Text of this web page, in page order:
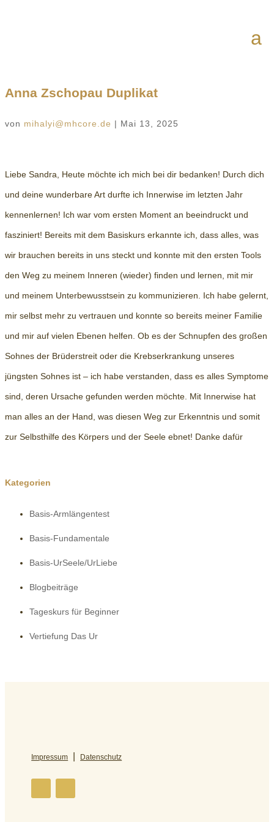
Anna Zschopau Duplikat
von mihalyi@mhcore.de | Mai 13, 2025
Liebe Sandra, Heute möchte ich mich bei dir bedanken! Durch dich
und deine wunderbare Art durfte ich Innerwise im letzten Jahr
kennenlernen! Ich war vom ersten Moment an beeindruckt und
fasziniert! Bereits mit dem Basiskurs erkannte ich, dass alles, was
wir brauchen bereits in uns steckt und konnte mit den ersten Tools
den Weg zu meinem Inneren (wieder) finden und lernen, mit mir
und meinem Unterbewusstsein zu kommunizieren. Ich habe gelernt,
mir selbst mehr zu vertrauen und konnte so bereits meiner Familie
und mir auf vielen Ebenen helfen. Ob es der Schnupfen des großen
Sohnes der Brüderstreit oder die Krebserkrankung unseres
jüngsten Sohnes ist – ich habe verstanden, dass es alles Symptome
sind, deren Ursache gefunden werden möchte. Mit Innerwise hat
man alles an der Hand, was diesen Weg zur Erkenntnis und somit
zur Selbsthilfe des Körpers und der Seele ebnet! Danke dafür
Kategorien
Basis-Armlängentest
Basis-Fundamentale
Basis-UrSeele/UrLiebe
Blogbeiträge
Tageskurs für Beginner
Vertiefung Das Ur
Impressum Datenschutz